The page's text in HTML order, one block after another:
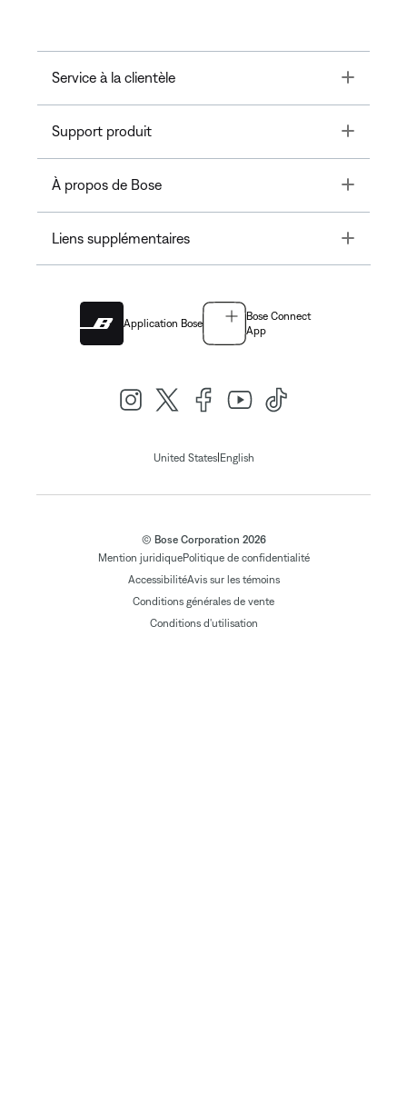
Service à la clientèle Toggle
Support produit Toggle
À propos de Bose Toggle
Liens supplémentaires Toggle
Application Bose
Bose Connect
App
United States| English
© Bose Corporation 2026
Mention juridiquePolitique de confidentialité
AccessibilitéAvis sur les témoins
Conditions générales de vente
Conditions d'utilisation